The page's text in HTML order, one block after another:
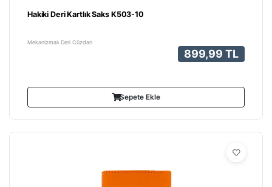
Hakiki Deri Kartlık Saks K503-10
Mekanizmalı Deri Cüzdan
899,99 TL
Sepete Ekle